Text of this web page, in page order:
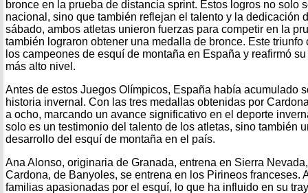
bronce en la prueba de distancia sprint. Estos logros no solo
nacional, sino que también reflejan el talento y la dedicación
sábado, ambos atletas unieron fuerzas para competir en la
también lograron obtener una medalla de bronce. Este
los campeones de esquí de montaña en España y reafirmó
más alto nivel.
Antes de estos Juegos Olímpicos, España había acumulado
historia invernal. Con las tres medallas obtenidas por
a ocho, marcando un avance significativo en el deporte
solo es un testimonio del talento de los atletas, sino también
desarrollo del esquí de montaña en el país.
Ana Alonso, originaria de Granada, entrena en Sierra
Cardona, de Banyoles, se entrena en los Pirineos franceses.
familias apasionadas por el esquí, lo que ha influido en su